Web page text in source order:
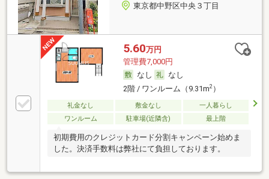
東京都中野区中央３丁目
5.60万円
管理費7,000円
なし
なし
2階 / ワンルーム（9.31m2）
礼金なし 敷金なし
一人暮らし
ワンルーム
駐車場(近隣含) 最上階
初期費用のクレジットカード分割キャンペーン始めま
した。決済手数料は弊社にて負担しております。